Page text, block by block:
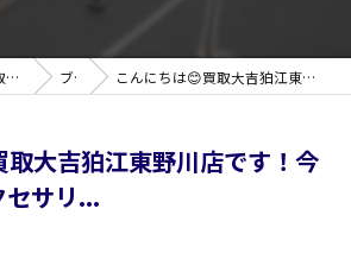
東京都狛江市の買取なら買取大吉 狛江東野川店 ブログ こんにちは😊買取大吉狛江東野川店です！今日は素敵なアクセサリ...
取大吉狛江東野川店です！今
セサリ...